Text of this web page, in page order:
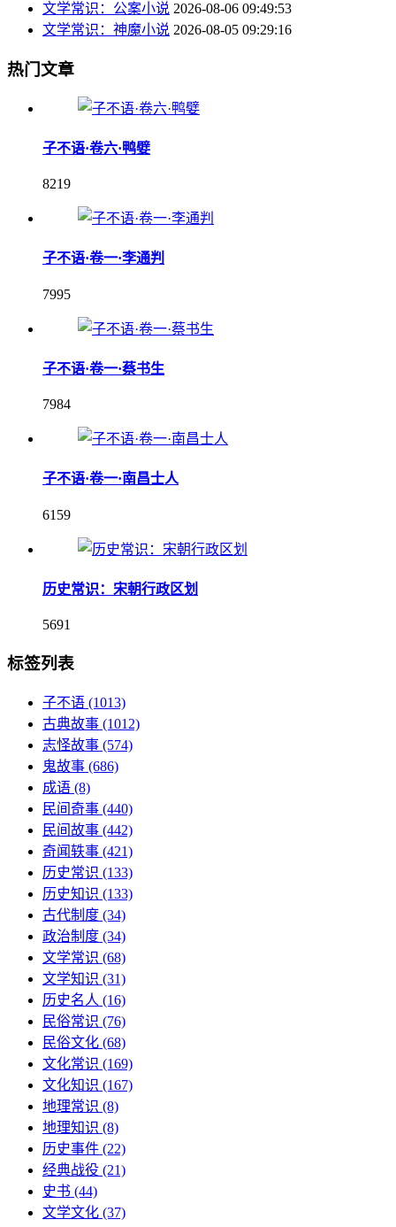
文学常识：公案小说 2026-08-06 09:49:53
文学常识：神魔小说 2026-08-05 09:29:16
热门文章
子不语·卷六·鸭嬖
8219
子不语·卷一·李通判
7995
子不语·卷一·蔡书生
7984
子不语·卷一·南昌士人
6159
历史常识：宋朝行政区划
5691
标签列表
子不语 (1013)
古典故事 (1012)
志怪故事 (574)
鬼故事 (686)
成语 (8)
民间奇事 (440)
民间故事 (442)
奇闻轶事 (421)
历史常识 (133)
历史知识 (133)
古代制度 (34)
政治制度 (34)
文学常识 (68)
文学知识 (31)
历史名人 (16)
民俗常识 (76)
民俗文化 (68)
文化常识 (169)
文化知识 (167)
地理常识 (8)
地理知识 (8)
历史事件 (22)
经典战役 (21)
史书 (44)
文学文化 (37)